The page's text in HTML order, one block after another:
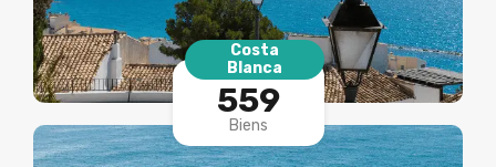
Costa
Blanca
559
Biens